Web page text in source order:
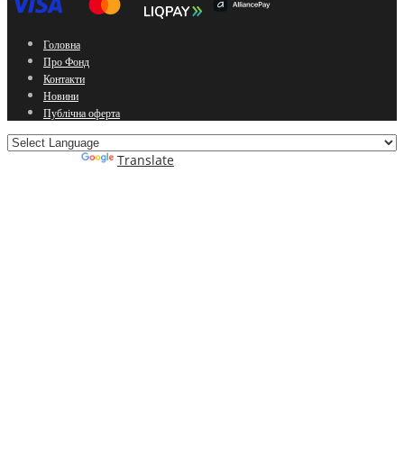
Головна
Про Фонд
Контакти
Новини
Публічна оферта
Translate